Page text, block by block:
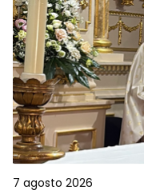
7 agosto 2026